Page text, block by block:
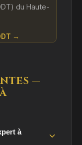
du Haute-
→
—
à